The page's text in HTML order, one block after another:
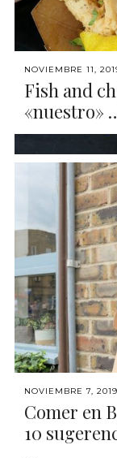
NOVIEMBRE 11,
Fish and
«nuestro»
NOVIEMBRE 7, 2019
Comer en
10